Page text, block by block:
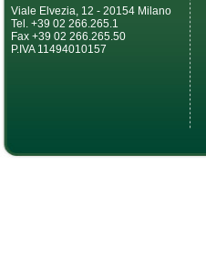
Viale Elvezia, 12 - 20154 Milano
Tel. +39 02 266.265.1
Fax +39 02 266.265.50
P.IVA 11494010157